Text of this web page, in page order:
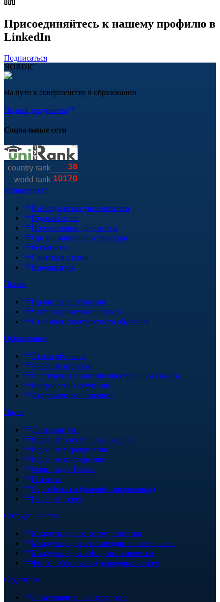
Присоединяйтесь к нашему профилю в
LinkedIn
Подписаться
NORDIC
На пути к совершенству в образовании
Подать документы
Социальные сети
Университет
Преимущества университета
Годовой отчёт
Нормативные документы
Организационная структура
Реквизиты
Связаться с нами
Нордик путь
Прием
Процесс поступления
Часто задаваемые вопросы
Стоимость контрактного обучения
Образование
Этапы обучения
Учебные ресурсы
Сертификат владения иностранным языком
Направления обучения
Академический процесс
Наука
Докторантура
Научный электронный журнал
Научные мероприятия
Научные конференции
Олимпиада Tasimo
Патенты
Сертификаты (квалифицированные)
Научный совет
Сотрудничество
Международное сотрудничество
Международные стипендии и стажировки
Международные форумы и проекты
Фотоальбомы международных встреч
Студентам
Экзаменационные процессы